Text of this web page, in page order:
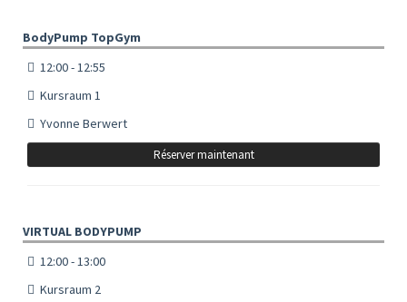
BodyPump TopGym
12:00 - 12:55
Kursraum 1
Yvonne Berwert
Réserver maintenant
VIRTUAL BODYPUMP
12:00 - 13:00
Kursraum 2